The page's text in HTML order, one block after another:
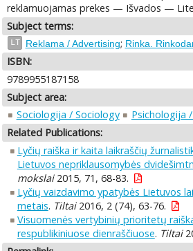
reklamuojamas prekes — Išvados —
Subject terms:
LT Reklama / Advertising; Rinka.
ISBN:
9789955187158
Subject area:
Sociologija / Sociology
Psichologija
Related Publications:
Lyčių raiška ir kaita laikraščių
Lietuvos nepriklausomybės
mokslai2015, 71, 68-83.
Lyčių vaizdavimo ypatybės Lietuvos
metais. Tiltai2016, 2 (74), 63-76.
Visuomenės vertybinių prioritetų
respublikiniuose dienraščiuose. Tiltai